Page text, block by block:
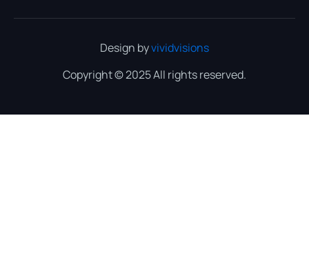
Design byvividvisions
Copyright © 2025 All rights reserved.